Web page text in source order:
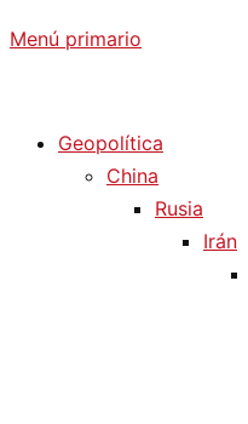
Menú primario
Geopolítica
China
Rusia
Irán